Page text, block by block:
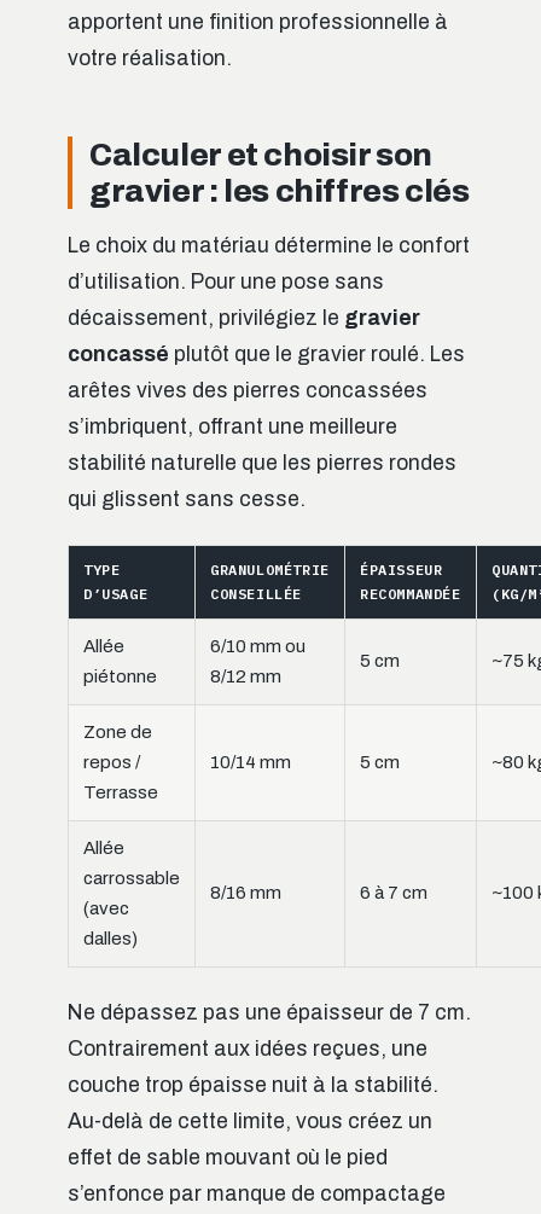
apportent une finition professionnelle à
votre réalisation.
Calculer et choisir son
gravier : les chiffres clés
Le choix du matériau détermine le confort
d’utilisation. Pour une pose sans
décaissement, privilégiez le gravier
concassé plutôt que le gravier roulé. Les
arêtes vives des pierres concassées
s’imbriquent, offrant une meilleure
stabilité naturelle que les pierres rondes
qui glissent sans cesse.
TYPE
D’USAGE
GRANULOMÉTRIE
CONSEILLÉE
ÉPAISSEUR
RECOMMANDÉE
(KG/
Allée
piétonne
6/10 mm ou
8/12 mm
5 cm ~75
Zone de
repos /
Terrasse
10/14 mm 5 cm ~80
Allée
carrossable
(avec
dalles)
8/16 mm 6 à 7 cm ~100
Ne dépassez pas une épaisseur de 7 cm.
Contrairement aux idées reçues, une
couche trop épaisse nuit à la stabilité.
Au-delà de cette limite, vous créez un
effet de sable mouvant où le pied
s’enfonce par manque de compactage